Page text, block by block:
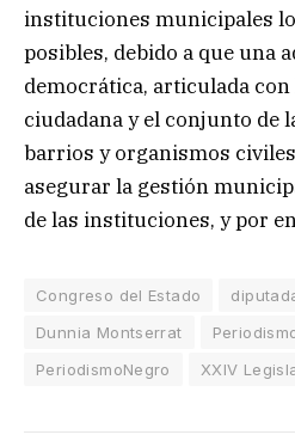
instituciones municipales
posibles, debido a que una
democrática, articulada
ciudadana y el conjunto de
barrios y organismos
asegurar la gestión
de las instituciones, y por
Congreso del Estado
Dunnia Montserrat
PeriodismoNegro
XXIV